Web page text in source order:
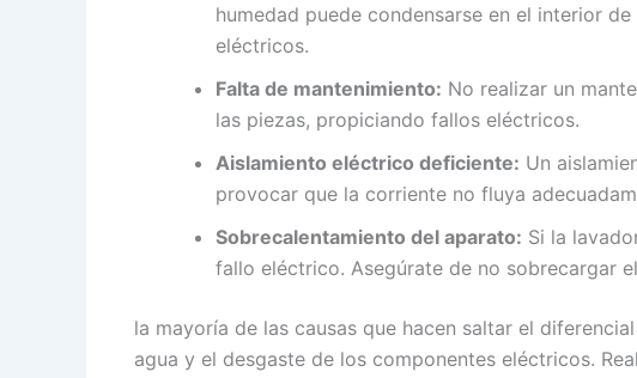
humedad puede condensarse en el interior
eléctricos.
Falta de mantenimiento: No realizar un
las piezas, propiciando fallos eléctricos.
Aislamiento eléctrico deficiente: Un
provocar que la corriente no fluya
Sobrecalentamiento del aparato: Si la
fallo eléctrico. Asegúrate de no sobrecargar
la mayoría de las causas que hacen saltar el
agua y el desgaste de los componentes eléctricos.